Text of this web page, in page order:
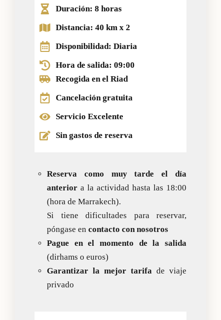
Duración: 8 horas
Distancia: 40 km x 2
Disponibilidad: Diaria
Hora de salida: 09:00
Recogida en el Riad
Cancelación gratuita
Servicio Excelente
Sin gastos de reserva
Reserva como muy tarde el día
anterior a la actividad hasta las 18:00
(hora de Marrakech).
Si tiene dificultades para reservar,
póngase en contacto con nosotros
Pague en el momento de la salida
(dirhams o euros)
Garantizar la mejor tarifa de viaje
privado